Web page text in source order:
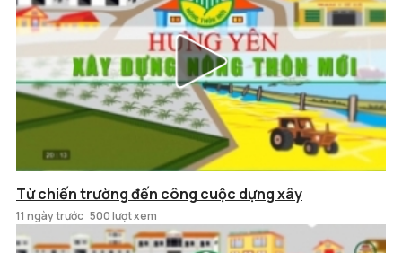
Từ chiến trường đến công cuộc dựng xây
11 ngày trước 500 lượt xem